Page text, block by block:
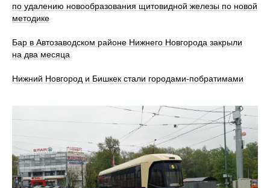
по удалению новообразования щитовидной железы по новой
методике
Бар в Автозаводском районе Нижнего Новгорода закрыли
на два месяца
Нижний Новгород и Бишкек стали городами-побратимами